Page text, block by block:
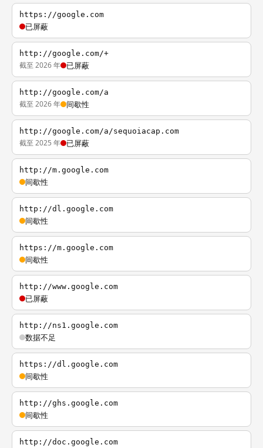
https://google.com
已屏蔽
http://google.com/+
截至 2026 年 已屏蔽
http://google.com/a
截至 2026 年 间歇性
http://google.com/a/sequoiacap.com
截至 2025 年 已屏蔽
http://m.google.com
间歇性
http://dl.google.com
间歇性
https://m.google.com
间歇性
http://www.google.com
已屏蔽
http://ns1.google.com
数据不足
https://dl.google.com
间歇性
http://ghs.google.com
间歇性
http://doc.google.com